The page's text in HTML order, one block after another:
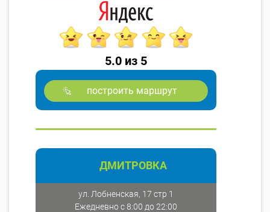
5.0 из 5
построить маршрут
ДМИТРОВКА
ул. Лобненская, 17 стр 1
Ежедневно с 8:00 до 22:00